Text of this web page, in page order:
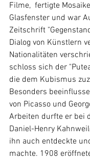
Filme,  fertigte
Glasfenster und war
Zeitschrift
Dialog von Künstlern
Nationalitäten
schloss sich der
die dem Kubismus
Besonders
von Picasso und
Arbeiten durfte er bei
Daniel-Henry
ihn auch entdeckte
machte. 1908